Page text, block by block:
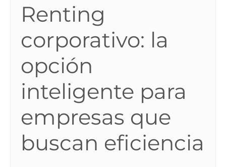
Renting
corporativo: la
opción
inteligente para
empresas que
buscan eficiencia